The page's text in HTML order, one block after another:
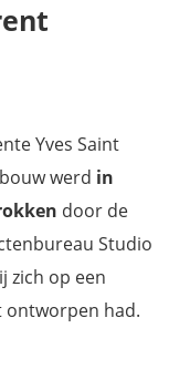
Yves Saint
werd in
door de
Studio
zich op een
ontworpen had.